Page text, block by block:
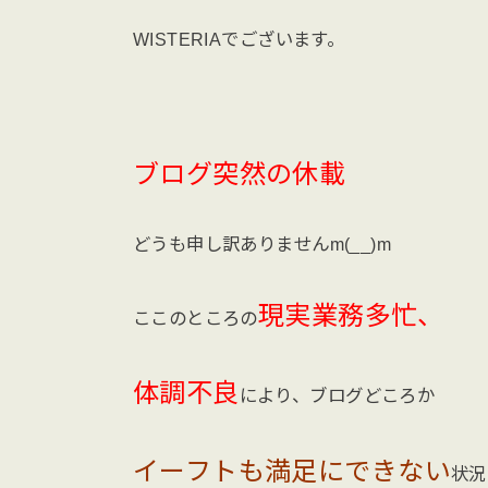
WISTERIAでございます。
ブログ突然の休載
どうも申し訳ありませんm(__)m
ここのところの現実業務多忙、
体調不良 により、ブログどころか
イーフトも満足にできない状